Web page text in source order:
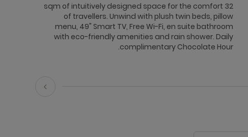
32 sqm of intuitively designed space for the comfort
of travellers. Unwind with plush twin beds, pillow
menu, 49" Smart TV, Free Wi-Fi, en suite bathroom
with eco-friendly amenities and rain shower. Daily
complimentary Chocolate Hour.